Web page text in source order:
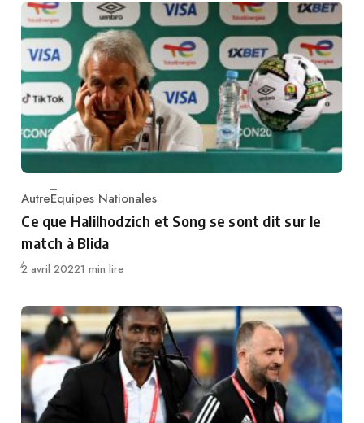
Category
AutreEquipes Nationales
Ce que Halilhodzich et Song se sont dit sur le
match à Blida
Publié
2 avril 20221 min lire